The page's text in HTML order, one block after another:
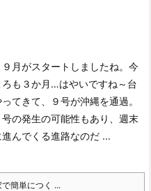
月がスタートしましたね。今
ろも３か月…はやいですね～ 台
てきて、９号が沖縄を通過。
の発生の可能性もあり、週末
んでくる進路なのだ ...
で簡単につく ...